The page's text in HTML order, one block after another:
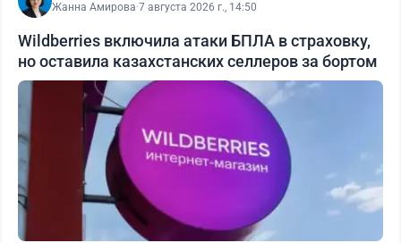
Жанна Амирова·7 августа 2026 г., 14:50
Wildberries включила атаки БПЛА в страховку,
но оставила казахстанских селлеров за бортом